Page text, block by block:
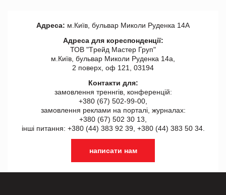
Адреса: м.Київ, бульвар Миколи Руденка 14А
Адреса для кореспонденції:
ТОВ "Tрейд Мастер Груп"
м.Київ, бульвар Миколи Руденка 14а,
2 поверх, оф 121, 03194
Контакти для:
замовлення треннгів, конференцій:
+380 (67) 502-99-00,
замовлення реклами на порталі, журналах:
+380 (67) 502 30 13,
інші питання: +380 (44) 383 92 39, +380 (44) 383 50 34.
написати нам